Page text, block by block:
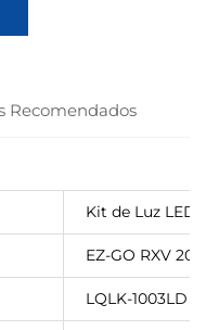
Recomendados
Kit de Luz LED
EZ-GO RXV
LQLK-1003LD